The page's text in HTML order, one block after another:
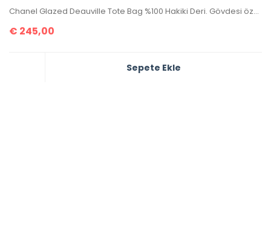
Chanel Glazed Deauville Tote Bag %100 Hakiki Deri. Gövdesi özel işlenmiş, hakiki dana derisi, sapları ve birleşim kısımları hakiki caviar deridir. İthal aksesuarlı, seri numaralıdır. Ebatı 38x30x20 cm kutulu, toz torbalı, sertifikalıdır.
€ 245,00
Sepete Ekle